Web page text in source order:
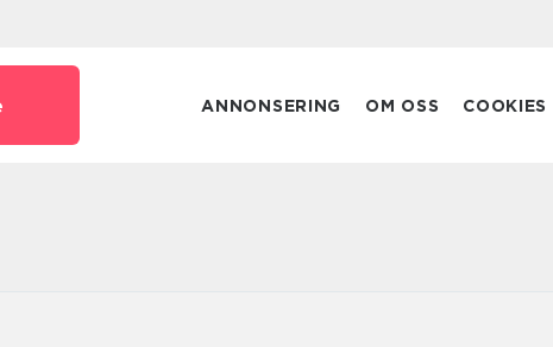
ANNONSERING OM OSS COOKIES